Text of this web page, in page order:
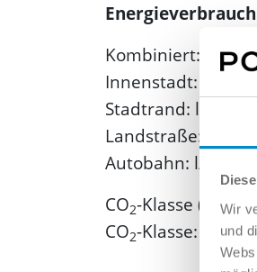
Wir
und
Kombiniert: l/
Innenstadt: l/100km
Stadtrand: l/100km
Landstraße: l/
Autobahn: l/100km
CO2-Klasse
CO2-Klasse: